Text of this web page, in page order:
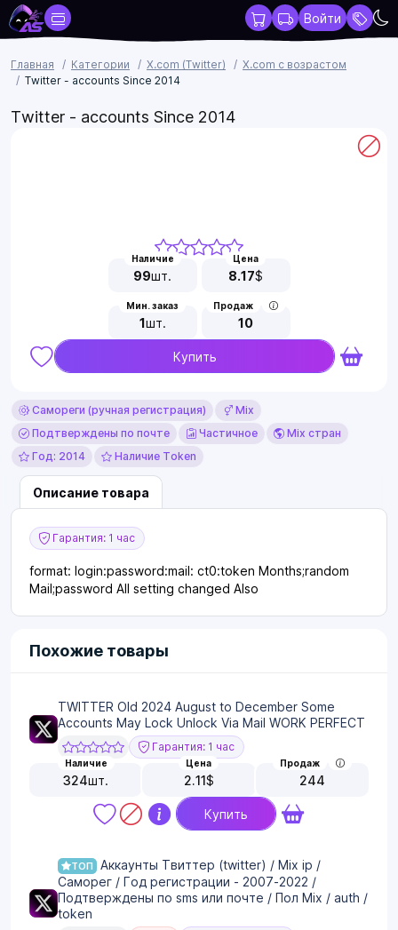
Войти
Главная Категории X.com (Twitter)
X.com с возрастом
Twitter - accounts Since 2014
Twitter - accounts Since 2014
Наличие
99шт.
Цена
8.17$
Мин. заказ
1шт.
Продаж
10
Купить
Самореги (ручная регистрация)
Mix
Подтверждены по почте
Частичное
Mix стран
Год: 2014
Наличие Token
Описание товара
Гарантия: 1 час
format: login:password:mail: ct0:token Months;random
Mail;password All setting changed Also
Похожие товары
TWITTER Old 2024 August to December Some
Accounts May Lock Unlock Via Mail WORK PERFECT
Гарантия: 1 час
Наличие
324шт.
Цена
2.11$
Продаж
244
Купить
ТОП
Аккаунты Твиттер (twitter) / Mix ip /
Саморег / Год регистрации - 2007-2022 /
Подтверждены по sms или почте / Пол Mix / auth /
token